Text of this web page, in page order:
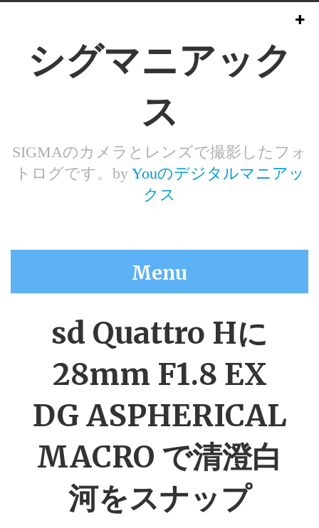
シグマニアック
ス
SIGMAのカメラとレンズで撮影したフォ
トログです。by Youのデジタルマニアッ
クス
Menu
sd Quattro Hに
28mm F1.8 EX
DG ASPHERICAL
MACRO で清澄白
河をスナップ